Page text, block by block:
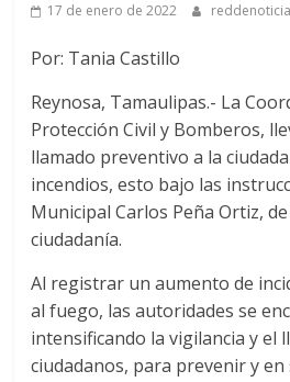
17 de enero de 2022
Por: Tania Castillo
Reynosa, Tamaulipas.- La
Protección Civil y Bomberos,
llamado preventivo a la
incendios, esto bajo las
Municipal Carlos Peña Ortiz,
ciudadanía.
Al registrar un aumento de
al fuego, las autoridades se
intensificando la vigilancia y el
ciudadanos, para prevenir y